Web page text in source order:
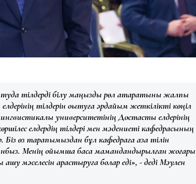
тілдерді білу маңызды рөл атқаратыны жалпы
тілдерін оқытуға әрдайым жеткілікті көңіл
университетінің Достастық елдерінің
елдердің тілдері мен мәдениеті кафедрасының
Біз өз тарапымыздан бұл кафедраға қазақ тілін
Менің ойымша басқа мамандандырылған жоғары
мәселесін қарастыруға болар еді», - деді Мәулен